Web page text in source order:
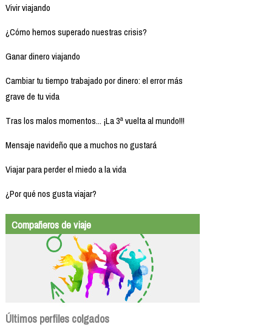
Vivir viajando
¿Cómo hemos superado nuestras crisis?
Ganar dinero viajando
Cambiar tu tiempo trabajado por dinero: el error más
grave de tu vida
Tras los malos momentos... ¡La 3ª vuelta al mundo!!!
Mensaje navideño que a muchos no gustará
Viajar para perder el miedo a la vida
¿Por qué nos gusta viajar?
Compañeros de viaje
Últimos perfiles colgados